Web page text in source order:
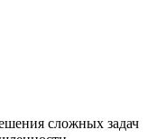
сложных задач